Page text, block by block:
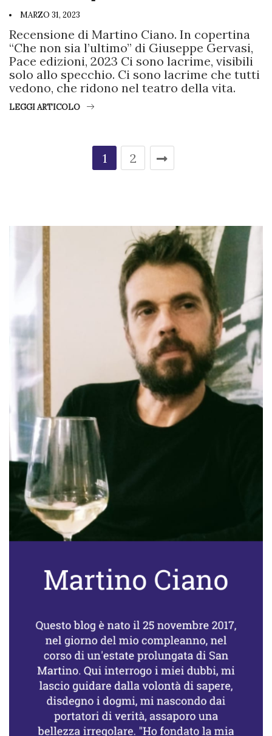
MARZO 31, 2023
Recensione di Martino Ciano. In copertina
“Che non sia l’ultimo” di Giuseppe Gervasi,
Pace edizioni, 2023 Ci sono lacrime, visibili
solo allo specchio. Ci sono lacrime che tutti
vedono, che ridono nel teatro della vita.
LEGGI ARTICOLO
1 2